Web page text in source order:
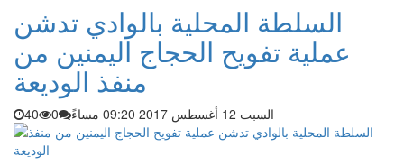
السلطة المحلية بالوادي تدشن
عملية تفويح الحجاج اليمنين من
منفذ الوديعة
السبت 12 أغسطس 2017 09:20 مساءً 0
40